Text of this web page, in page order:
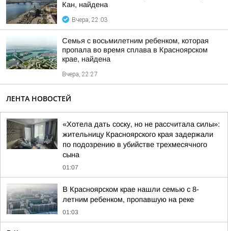
Кан, найдена
Вчера, 22:03
Семья с восьмилетним ребенком, которая
пропала во время сплава в Красноярском
крае, найдена
Вчера, 22:27
ЛЕНТА НОВОСТЕЙ
«Хотела дать соску, но не рассчитала силы»:
жительницу Красноярского края задержали
по подозрению в убийстве трехмесячного
сына
01:07
В Красноярском крае нашли семью с 8-
летним ребенком, пропавшую на реке
01:03